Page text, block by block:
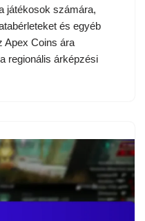
játékosok számára,
és egyéb
Apex Coins ára
regionális árképzési